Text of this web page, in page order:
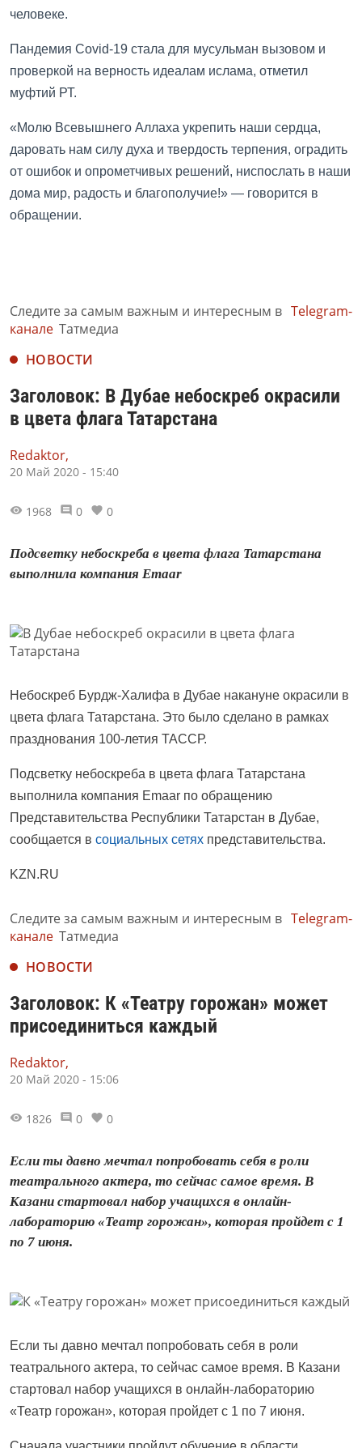
человеке.
Пандемия Covid-19 стала для мусульман вызовом и
проверкой на верность идеалам ислама, отметил
муфтий РТ.
«Молю Всевышнего Аллаха укрепить наши сердца,
даровать нам силу духа и твердость терпения, оградить
от ошибок и опрометчивых решений, ниспослать в наши
дома мир, радость и благополучие!» — говорится в
обращении.
Следите за самым важным и интересным в Telegram-
канале Татмедиа
НОВОСТИ
Заголовок: В Дубае небоскреб окрасили
в цвета флага Татарстана
Redaktor,
20 Май 2020 - 15:40
1968 0 0
Подсветку небоскреба в цвета флага Татарстана
выполнила компания Emaar
Небоскреб Бурдж-Халифа в Дубае накануне окрасили в
цвета флага Татарстана. Это было сделано в рамках
празднования 100-летия ТАССР.
Подсветку небоскреба в цвета флага Татарстана
выполнила компания Emaar по обращению
Представительства Республики Татарстан в Дубае,
сообщается в социальных сетях представительства.
KZN.RU
Следите за самым важным и интересным в Telegram-
канале Татмедиа
НОВОСТИ
Заголовок: К «Театру горожан» может
присоединиться каждый
Redaktor,
20 Май 2020 - 15:06
1826 0 0
​​​​​​​Если ты давно мечтал попробовать себя в роли
театрального актера, то сейчас самое время. В
Казани стартовал набор учащихся в онлайн-
лабораторию «Театр горожан», которая пройдет с 1
по 7 июня.
Если ты давно мечтал попробовать себя в роли
театрального актера, то сейчас самое время. В Казани
стартовал набор учащихся в онлайн-лабораторию
«Театр горожан», которая пройдет с 1 по 7 июня.